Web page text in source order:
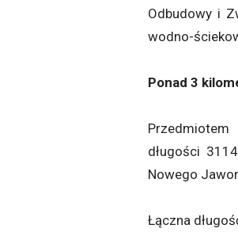
Odbudowy i
wodno-
Ponad 3
Przedmiotem
długości
Nowego
Łączna